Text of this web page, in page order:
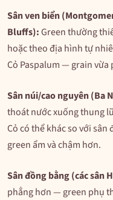
Sân ven biển
Bluffs):Green thường
hoặc theo địa hình tự
Cỏ Paspalum — grain vừa
Sân núi/cao nguyên (Ba
thoát nước xuống thung
Cỏ có thể khác so với
green ẩm và chậm hơn.
Sân đồng bằng (các sân
phẳng hơn — green phụ